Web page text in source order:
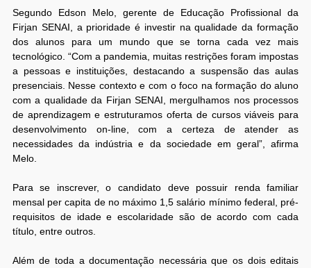
Segundo Edson Melo, gerente de Educação Profissional da
Firjan SENAI, a prioridade é investir na qualidade da formação
dos alunos para um mundo que se torna cada vez mais
tecnológico. “Com a pandemia, muitas restrições foram impostas
a pessoas e instituições, destacando a suspensão das aulas
presenciais. Nesse contexto e com o foco na formação do aluno
com a qualidade da Firjan SENAI, mergulhamos nos processos
de aprendizagem e estruturamos oferta de cursos viáveis para
desenvolvimento on-line, com a certeza de atender as
necessidades da indústria e da sociedade em geral”, afirma
Melo.
Para se inscrever, o candidato deve possuir renda familiar
mensal per capita de no máximo 1,5 salário mínimo federal, pré-
requisitos de idade e escolaridade são de acordo com cada
título, entre outros.
Além de toda a documentação necessária que os dois editais